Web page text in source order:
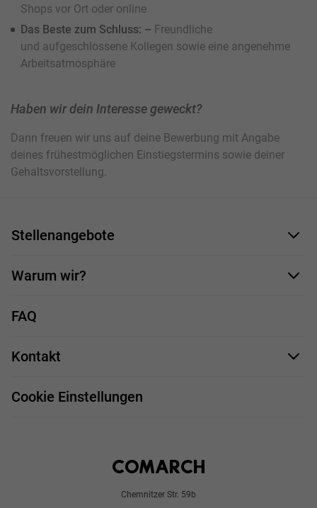
Shops vor Ort oder online
Das Beste zum Schluss: – Freundliche
und aufgeschlossene Kollegen sowie eine angenehme
Arbeitsatmosphäre
Haben wir dein Interesse geweckt?
Dann freuen wir uns auf deine Bewerbung mit Angabe
deines frühestmöglichen Einstiegstermins sowie deiner
Gehaltsvorstellung.
Chemnitzer Str. 59b
Stellenangebote
Bewerbungsformular
Warum wir?
Stellenprofile
Bewerbungsprozess
FAQ
Kontakt
Impressum
Cookie Einstellungen